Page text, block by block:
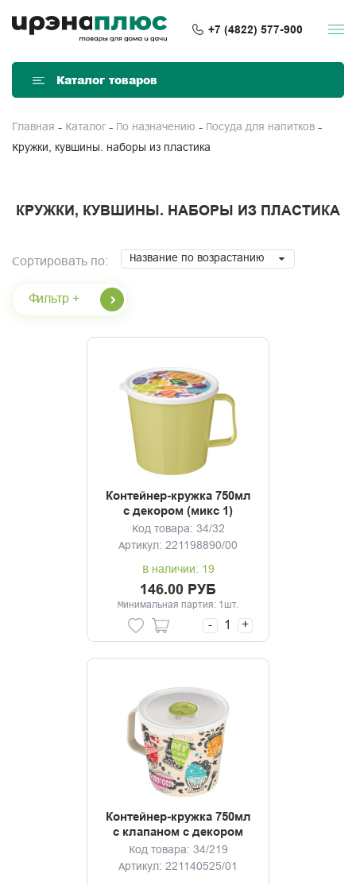
+7 (4822) 577-900
Каталог товаров
Главная Каталог По назначению
Посуда для напитков
Кружки, кувшины. наборы из пластика
КРУЖКИ, КУВШИНЫ. НАБОРЫ ИЗ ПЛАСТИКА
Сортировать по: Название по возрастанию
Фильтр +
Контейнер-кружка 750мл
с декором (микс 1)
Код товара: 34/32
Артикул: 221198890/00
В наличии: 19
146.00 РУБ
Минимальная партия: 1шт.
- +
Контейнер-кружка 750мл
с клапаном с декором
(светло-бежевый)
Код товара: 34/219
Артикул: 221140525/01